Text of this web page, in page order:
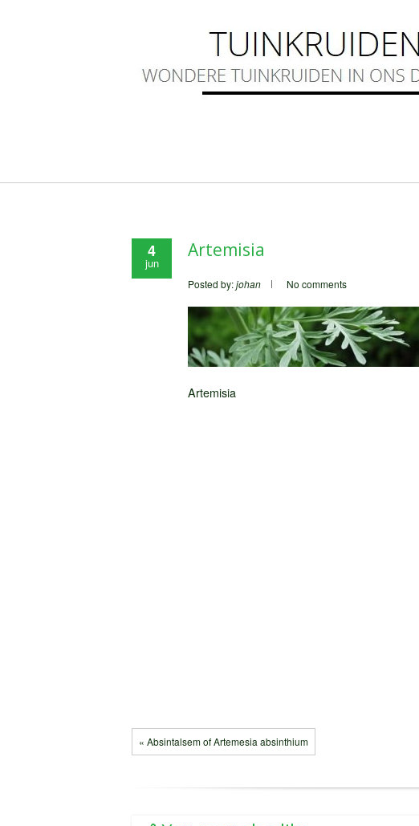
4
jun
Artemisia
Posted by:johan No comments
Artemisia
« Absintalsem of Artemesia absinthium